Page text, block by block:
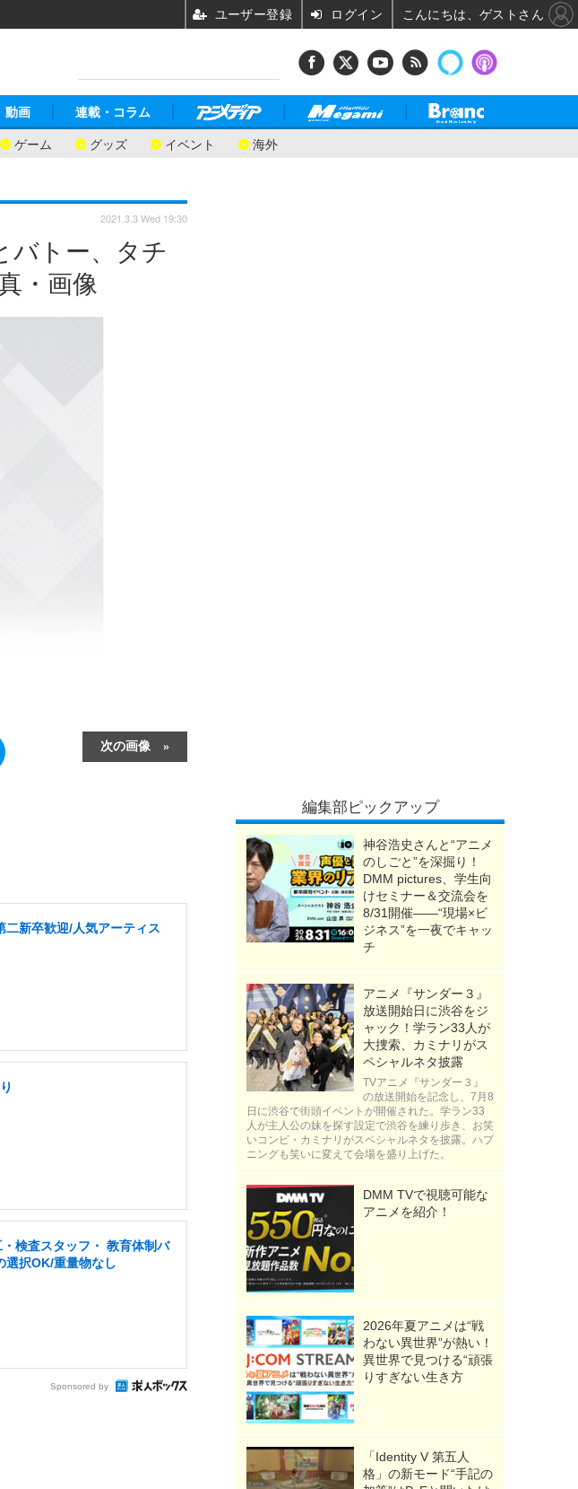
ゲーム グッズ イベント 海外
動画 連載・コラム
バトー、タチ
・画像
2021.3.3 Wed 19:30
次の画像
二新卒歓迎/人気アーティス
検査スタッフ・ 教育体制バ
選択OK/重量物なし
Sponsored by
編集部ピックアップ
神谷浩史さんと“アニメ
のしごと”を深掘り！
DMM pictures、学生向
けセミナー＆交流会を
8/31開催――“現場×ビ
ジネス”を一夜でキャッ
チ
アニメ『サンダー３』
放送開始日に渋谷をジ
ャック！学ラン33人が
大捜索、カミナリがス
ペシャルネタ披露
TVアニメ『サンダー３』
の放送開始を記念し、7月8
日に渋谷で街頭イベントが開催された。学ラン33
人が主人公の妹を探す設定で渋谷を練り歩き、お笑
いコンビ・カミナリがスペシャルネタを披露。ハプ
ニングも笑いに変えて会場を盛り上げた。
DMM TVで視聴可能な
アニメを紹介！
2026年夏アニメは“戦
わない異世界”が熱い！
異世界で見つける“頑張
りすぎない生き方
「Identity V 第五人
格」の新モード“手記の
ユーザー登録 ログイン こんにちは、ゲストさん